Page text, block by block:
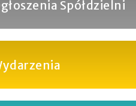
Spółdzielni